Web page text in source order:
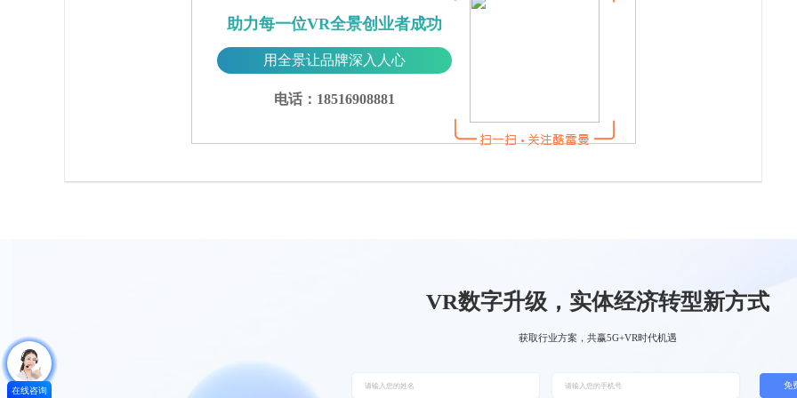
助力每一位VR全景创业者成功
用全景让品牌深入人心
电话：18516908881
在线咨询
VR数字升级，实体经济转型新方式
获取行业方案，共赢5G+VR时代机遇
免